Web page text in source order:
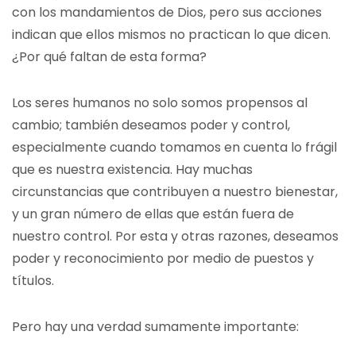
con los mandamientos de Dios, pero sus acciones
indican que ellos mismos no practican lo que dicen.
¿Por qué faltan de esta forma?
Los seres humanos no solo somos propensos al
cambio; también deseamos poder y control,
especialmente cuando tomamos en cuenta lo frágil
que es nuestra existencia. Hay muchas
circunstancias que contribuyen a nuestro bienestar,
y un gran número de ellas que están fuera de
nuestro control. Por esta y otras razones, deseamos
poder y reconocimiento por medio de puestos y
títulos.
Pero hay una verdad sumamente importante: